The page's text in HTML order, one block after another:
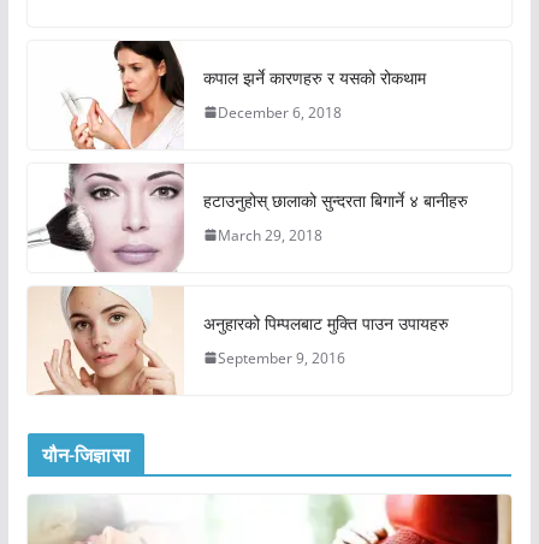
कपाल झर्ने कारणहरु र यसको रोकथाम
December 6, 2018
हटाउनुहोस् छालाको सुन्दरता बिगार्ने ४ बानीहरु
March 29, 2018
अनुहारको पिम्पलबाट मुक्ति पाउन उपायहरु
September 9, 2016
यौन-जिज्ञासा